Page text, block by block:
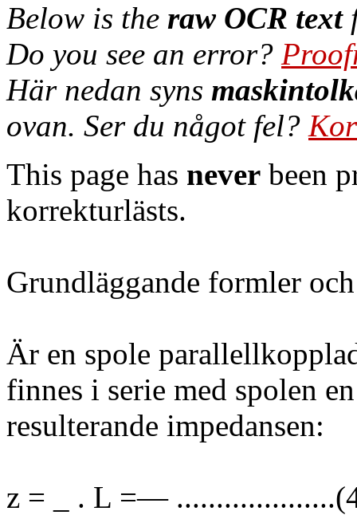
Below is the raw OCR text
Do you see an error?
Här nedan syns
ovan. Ser du något fel?
This page has never been
korrekturlästs.
Grundläggande formler
Är en spole
finnes i serie med spolen
resulterande impedansen:
z = _ . L =—